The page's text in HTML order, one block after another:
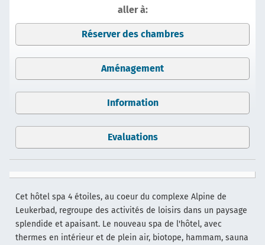
aller à:
Réserver des chambres
Aménagement
Information
Evaluations
Cet hôtel spa 4 étoiles, au coeur du complexe Alpine de
Leukerbad, regroupe des activités de loisirs dans un paysage
splendide et apaisant. Le nouveau spa de l'hôtel, avec
thermes en intérieur et de plein air, biotope, hammam, sauna